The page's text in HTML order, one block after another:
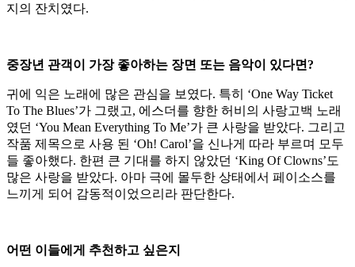
지의 잔치였다.
중장년 관객이 가장 좋아하는 장면 또는 음악이 있다면?
귀에 익은 노래에 많은 관심을 보였다. 특히 ‘One Way Ticket
To The Blues’가 그랬고, 에스더를 향한 허비의 사랑고백 노래
였던 ‘You Mean Everything To Me’가 큰 사랑을 받았다. 그리고
작품 제목으로 사용 된 ‘Oh! Carol’을 신나게 따라 부르며 모두
들 좋아했다. 한편 큰 기대를 하지 않았던 ‘King Of Clowns’도
많은 사랑을 받았다. 아마 극에 몰두한 상태에서 페이소스를
느끼게 되어 감동적이었으리라 판단한다.
어떤 이들에게 추천하고 싶은지